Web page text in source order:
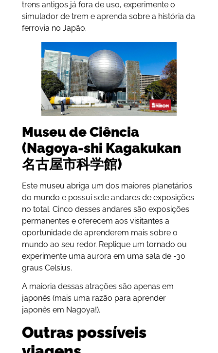
trens antigos já fora de uso, experimente o
simulador de trem e aprenda sobre a história da
ferrovia no Japão.
Museu de Ciência
(Nagoya-shi Kagakukan
名古屋市科学館)
Este museu abriga um dos maiores planetários
do mundo e possui sete andares de exposições
no total. Cinco desses andares são exposições
permanentes e oferecem aos visitantes a
oportunidade de aprenderem mais sobre o
mundo ao seu redor. Replique um tornado ou
experimente uma aurora em uma sala de -30
graus Celsius.
A maioria dessas atrações são apenas em
japonês (mais uma razão para aprender
japonês em Nagoya!).
Outras possíveis